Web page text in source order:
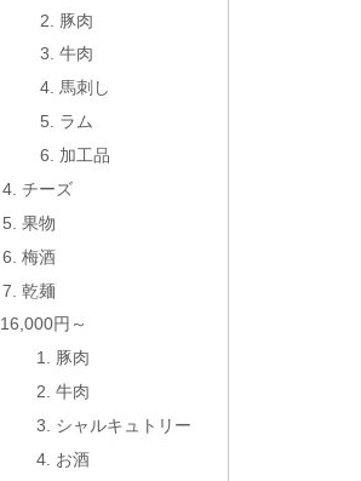
豚肉
牛肉
馬刺し
ラム
加工品
チーズ
果物
梅酒
乾麺
16,000円～
豚肉
牛肉
シャルキュトリー
お酒